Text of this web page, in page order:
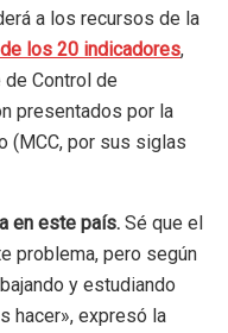
a los recursos de la
los 20 indicadores,
Control de
presentados por la
(MCC, por sus siglas
en este país. Sé que el
problema, pero según
y estudiando
hacer», expresó la